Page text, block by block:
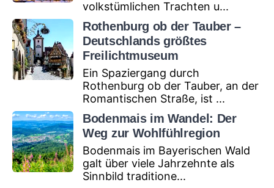
volkstümlichen Trachten u...
Rothenburg ob der Tauber –
Deutschlands größtes
Freilichtmuseum
Ein Spaziergang durch
Rothenburg ob der Tauber, an der
Romantischen Straße, ist ...
Bodenmais im Wandel: Der
Weg zur Wohlfühlregion
Bodenmais im Bayerischen Wald
galt über viele Jahrzehnte als
Sinnbild traditione...